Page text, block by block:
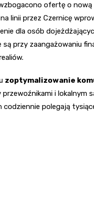
wzbogacono ofertę o
linii przez Czernicę
dla osób
przy zaangażowaniu
zoptymalizowanie
i lokalnym
polegają